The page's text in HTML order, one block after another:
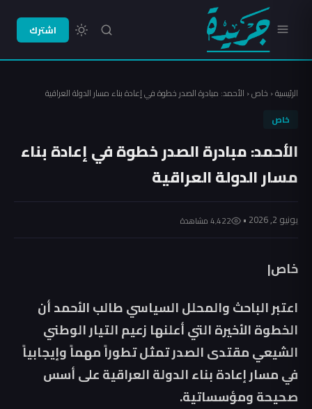
اشترك
الرئيسية‹ خاص‹ الأحمد: مبادرة الصدر خطوة في إعادة بناء مسار الدولة العراقية
خاص
الأحمد: مبادرة الصدر خطوة في إعادة بناء
مسار الدولة العراقية
يونيو 2, 2026 • 4٬422 مشاهدة
خاص|
اعتبر الباحث والمحلل السياسي طالب الأحمد أن
الخطوة الأخيرة التي أعلنها زعيم التيار الوطني
الشيعي مقتدى الصدر تمثل تطوراً مهماً وإيجابياً
في مسار إعادة بناء الدولة العراقية على أسس
صحيحة ومؤسساتية.